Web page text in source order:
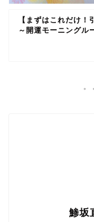
【まずはこれだけ
～開運モーニングル
鯵坂